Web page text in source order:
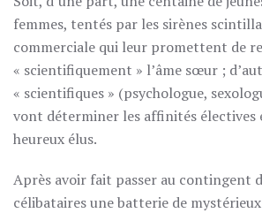
femmes, tentés par les sirènes
commerciale qui leur promettent de
« scientifiquement » l’âme sœur ;
« scientifiques » (psychologue,
vont déterminer les affinités électives
heureux élus.
Après avoir fait passer au contingent
célibataires une batterie de